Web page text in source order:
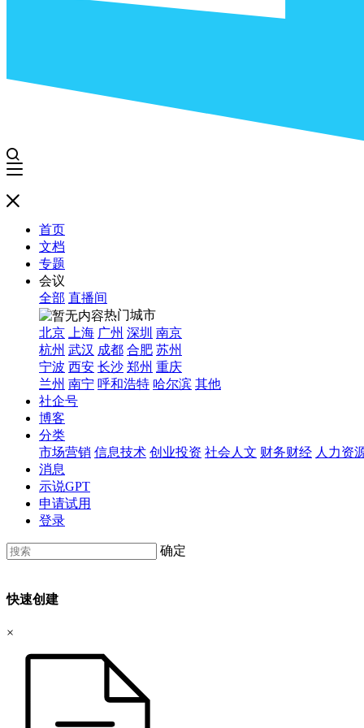
首页
文档
专题
会议
全部 直播间
热门城市
北京
上海 广州 深圳 南京
杭州 武汉 成都 合肥 苏州
宁波 西安 长沙 郑州 重庆
兰州 南宁 呼和浩特 哈尔滨 其他
社企号
博客
分类
市场营销 信息技术 创业投资 社会人文 财务财经 人力资
消息
示说GPT
申请试用
登录
确定
快速创建
×